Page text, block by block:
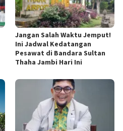
Jangan Salah Waktu Jemput!
Ini Jadwal Kedatangan
Pesawat di Bandara Sultan
Thaha Jambi Hari Ini